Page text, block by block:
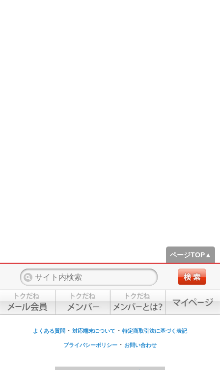
ページTOP▲
よくある質問 ・ 対応端末について ・ 特定商取引法に基づく表記
プライバシーポリシー ・ お問い合わせ